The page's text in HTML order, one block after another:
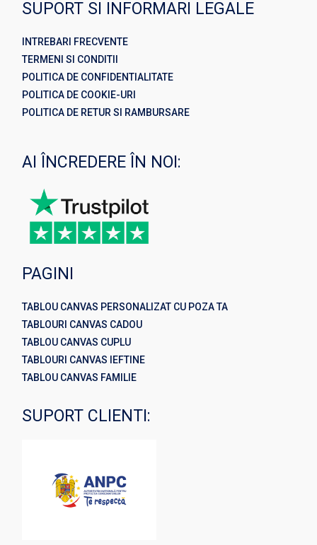
SUPORT SI INFORMARI LEGALE
INTREBARI FRECVENTE
TERMENI SI CONDITII
POLITICA DE CONFIDENTIALITATE
POLITICA DE COOKIE-URI
POLITICA DE RETUR SI RAMBURSARE
AI ÎNCREDERE ÎN NOI:
PAGINI
TABLOU CANVAS PERSONALIZAT CU POZA TA
TABLOURI CANVAS CADOU
TABLOU CANVAS CUPLU
TABLOURI CANVAS IEFTINE
TABLOU CANVAS FAMILIE
SUPORT CLIENTI: